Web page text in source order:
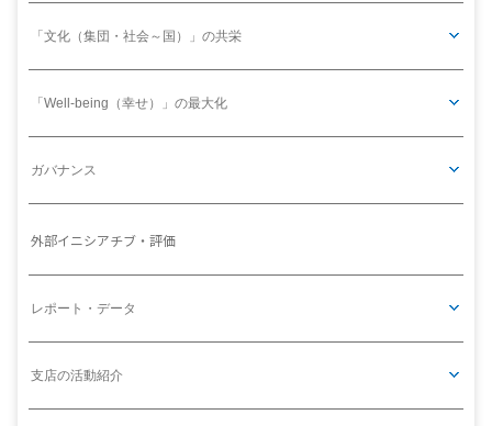
「文化（集団・社会～国）」の共栄
「Well-being（幸せ）」の最大化
ガバナンス
外部イニシアチブ・評価
レポート・データ
支店の活動紹介